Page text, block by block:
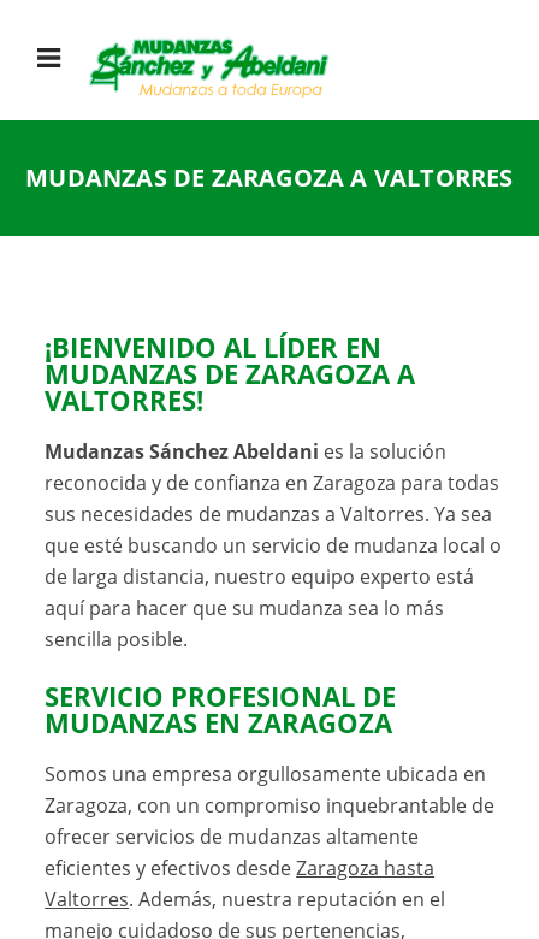
MUDANZAS DE ZARAGOZA A VALTORRES
¡BIENVENIDO AL LÍDER EN
MUDANZAS DE ZARAGOZA A
VALTORRES!
Mudanzas Sánchez Abeldani es la solución
reconocida y de confianza en Zaragoza para todas
sus necesidades de mudanzas a Valtorres. Ya sea
que esté buscando un servicio de mudanza local o
de larga distancia, nuestro equipo experto está
aquí para hacer que su mudanza sea lo más
sencilla posible.
SERVICIO PROFESIONAL DE
MUDANZAS EN ZARAGOZA
Somos una empresa orgullosamente ubicada en
Zaragoza, con un compromiso inquebrantable de
ofrecer servicios de mudanzas altamente
eficientes y efectivos desdeZaragoza hasta
Valtorres. Además, nuestra reputación en el
manejo cuidadoso de sus pertenencias,